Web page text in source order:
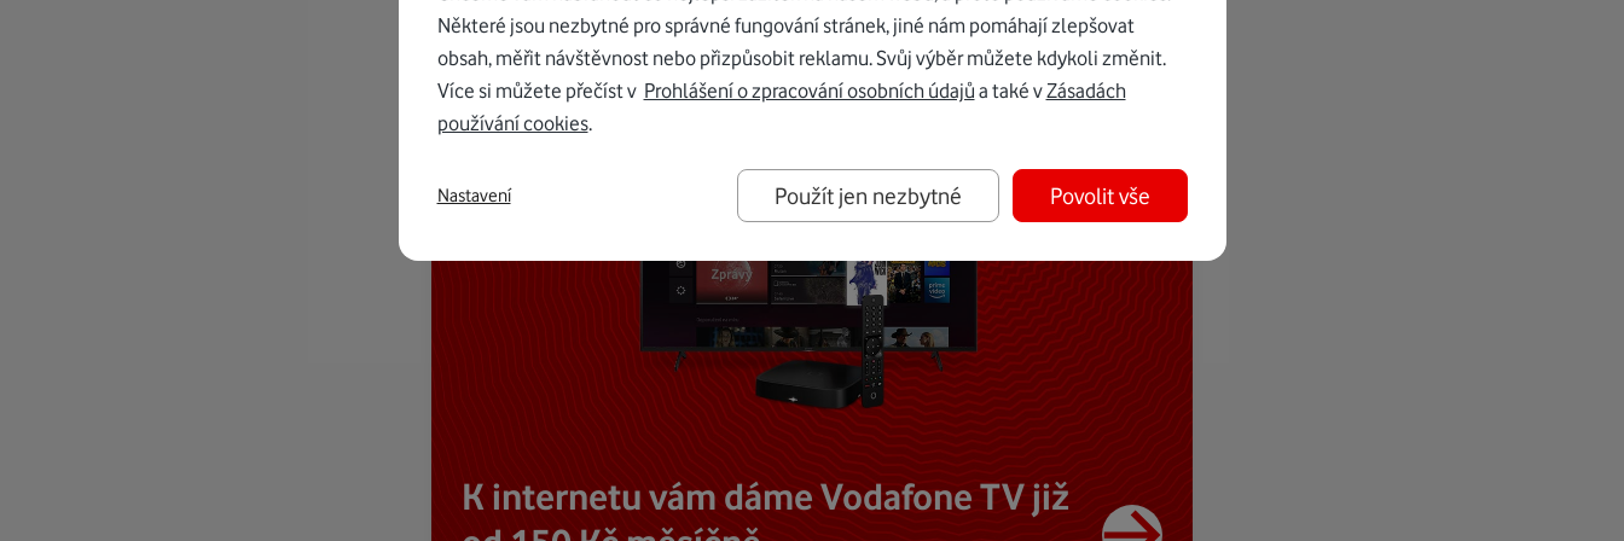
K internetu vám dáme Vodafone TV již
Některé jsou nezbytné pro správné fungování stránek, jiné nám pomáhají zlepšovat
obsah, měřit návštěvnost nebo přizpůsobit reklamu. Svůj výběr můžete kdykoli změnit.
Více si můžete přečíst v Prohlášení o zpracování osobních údajů a také vZásadách
používání cookies.
Použít jen nezbytné Povolit vše
Nastavení